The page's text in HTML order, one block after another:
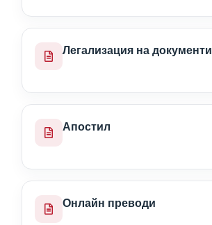
Легализация на документи
Апостил
Онлайн преводи